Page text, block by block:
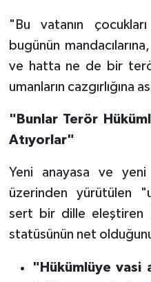
"Bu vatanın
bugünün
ve hatta ne de bir
umanların
"Bunlar Terör
Atıyorlar"
Yeni anayasa ve yeni
üzerinden yürütülen
sert bir dille eleştiren
statüsünün net
"Hükümlüye vasi